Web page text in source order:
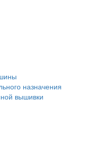
назначения
вышивки